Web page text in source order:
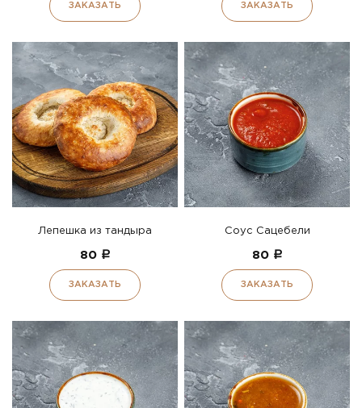
ЗАКАЗАТЬ ЗАКАЗАТЬ
Лепешка из тандыра
80 a
ЗАКАЗАТЬ
Соус Сацебели
80 a
ЗАКАЗАТЬ